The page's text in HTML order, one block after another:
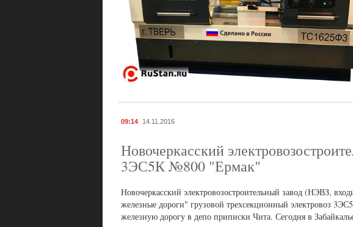
09:14 14.11.2016
Новочеркасский
3ЭС5К №800 "Ермак"
Новочеркасский электровозостроительный завод (НЭВЗ,
железные дороги" грузовой трехсекционный электровоз
железную дорогу в депо приписки Чита. Сегодня в